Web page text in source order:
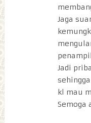
Jaga
Jadi
kl mau
Semoga